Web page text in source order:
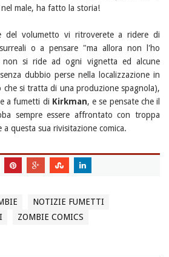
male, ha fatto la storia!
del volumetto vi ritroverete a ridere di
o a pensare "ma allora non l'ho
si ride ad ogni vignetta ed alcune
dubbio perse nella localizzazione in
che si tratta di una produzione spagnola),
a fumetti di Kirkman, e se pensate che il
sempre essere affrontato con troppa
questa sua rivisitazione comica.
NOTIZIE FUMETTI
ZOMBIE COMICS